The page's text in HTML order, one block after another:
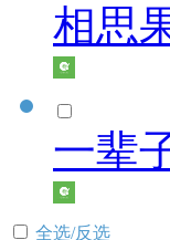
相思
一辈
全选/反选